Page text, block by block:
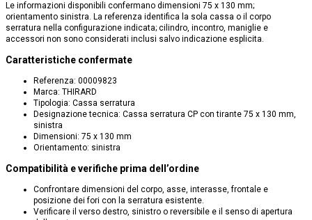
Le informazioni disponibili confermano dimensioni 75 x 130 mm;
orientamento sinistra. La referenza identifica la sola cassa o il corpo
serratura nella configurazione indicata; cilindro, incontro, maniglie e
accessori non sono considerati inclusi salvo indicazione esplicita.
Caratteristiche confermate
Referenza: 00009823
Marca: THIRARD
Tipologia: Cassa serratura
Designazione tecnica: Cassa serratura CP con tirante 75 x 130 mm,
sinistra
Dimensioni: 75 x 130 mm
Orientamento: sinistra
Compatibilità e verifiche prima dell’ordine
Confrontare dimensioni del corpo, asse, interasse, frontale e
posizione dei fori con la serratura esistente.
Verificare il verso destro, sinistro o reversibile e il senso di apertura